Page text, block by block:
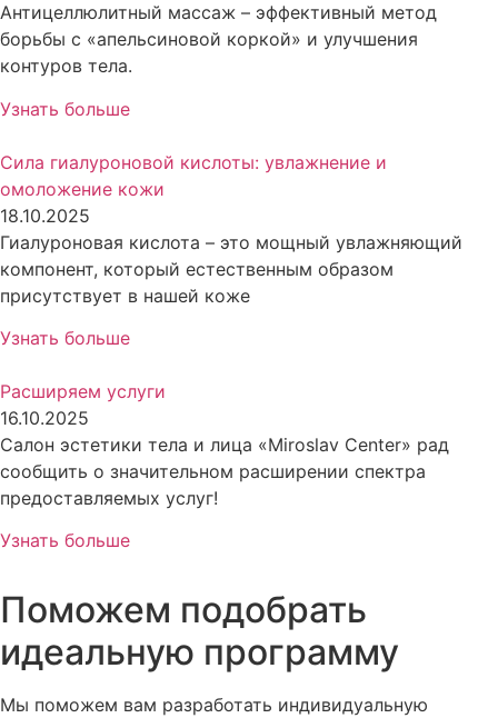
Антицеллюлитный массаж – эффективный метод
борьбы с «апельсиновой коркой» и улучшения
контуров тела.
Узнать больше
Сила гиалуроновой кислоты: увлажнение и
омоложение кожи
18.10.2025
Гиалуроновая кислота – это мощный увлажняющий
компонент, который естественным образом
присутствует в нашей коже
Узнать больше
Расширяем услуги
16.10.2025
Салон эстетики тела и лица «Miroslav Center» рад
сообщить о значительном расширении спектра
предоставляемых услуг!
Узнать больше
Поможем подобрать
идеальную программу
Мы поможем вам разработать индивидуальную